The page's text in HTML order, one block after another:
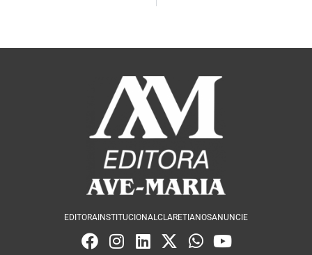
EDITORA INSTITUCIONALCLARETIANOSANUNCIE